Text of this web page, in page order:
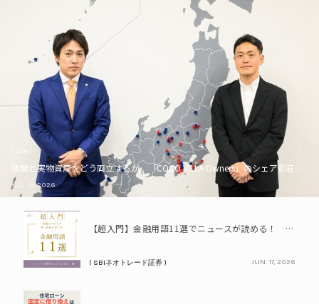
体験と実物資産をどう両立するか。「COCO VILLA Owners」のシェア別荘とい
JUL. 16, 2026
PR
【超入門】金融用語11選でニュースが読める！ 知識ゼロからの賢い資産の育て方
( SBIネオトレード証券 ) JUN. 17, 2026